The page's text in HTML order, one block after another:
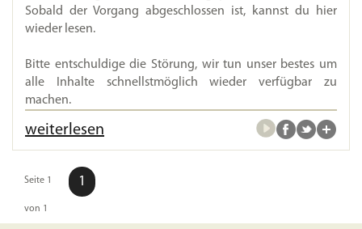
Sobald der Vorgang abgeschlossen ist, kannst du hier
wieder lesen.
Bitte entschuldige die Störung, wir tun unser bestes um
alle Inhalte schnellstmöglich wieder verfügbar zu
machen.
weiterlesen
Seite 1
von 1
1